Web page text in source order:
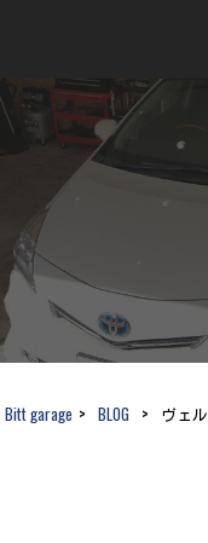
Bitt garage > BLOG > ヴェ